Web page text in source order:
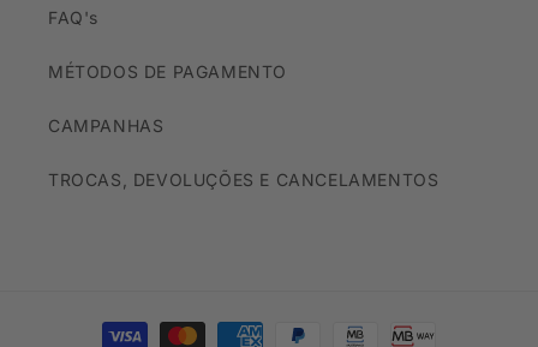
FAQ's
MÉTODOS DE PAGAMENTO
CAMPANHAS
TROCAS, DEVOLUÇÕES E CANCELAMENTOS
Métodos